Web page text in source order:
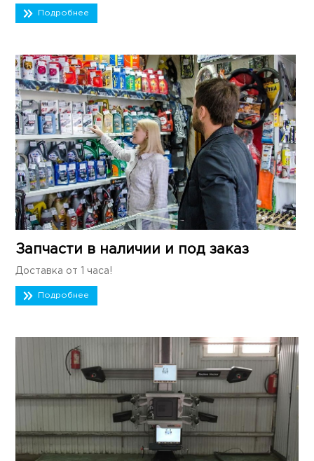
Подробнее
Запчасти в наличии и под заказ
Доставка от 1 часа!
Подробнее